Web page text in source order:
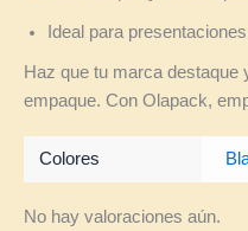
Ideal para
Haz que tu marca destaque
empaque. Con Olapack,
Colores
No hay valoraciones aún.